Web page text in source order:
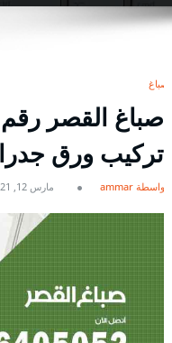
صباغ
تركيب ورق
بواسطة ammar مارس 12, 2021